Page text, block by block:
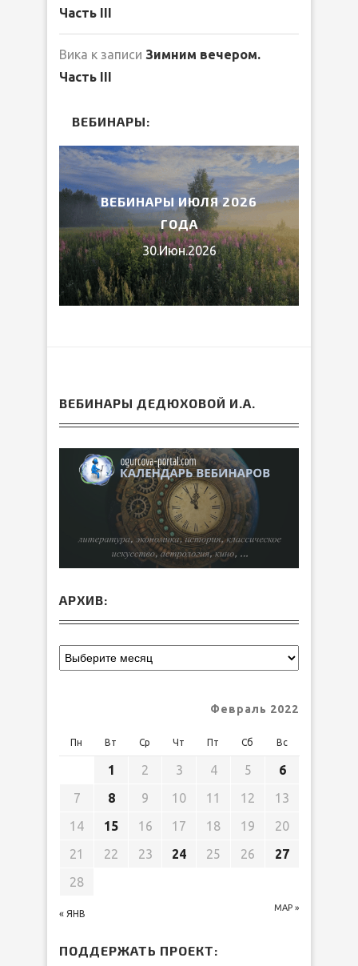
Часть III
Вика к записи Зимним вечером.
Часть III
ВЕБИНАРЫ:
ВЕБИНАРЫ ИЮЛЯ 2026
ГОДА
30.Июн.2026
ВЕБИНАРЫ ДЕДЮХОВОЙ И.А.
АРХИВ:
Февраль 2022
Пн Вт Ср Чт Пт Сб Вс
« ЯНВ
МАР »
1 2 3 4 5
6
7
8 9 10 11 12
13
14
15 16 17 18 19
20
21
22 23 24 25 26
27
28
ПОДДЕРЖАТЬ ПРОЕКТ: